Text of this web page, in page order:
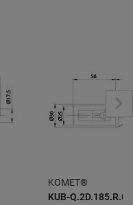
KOMET®
KUB-